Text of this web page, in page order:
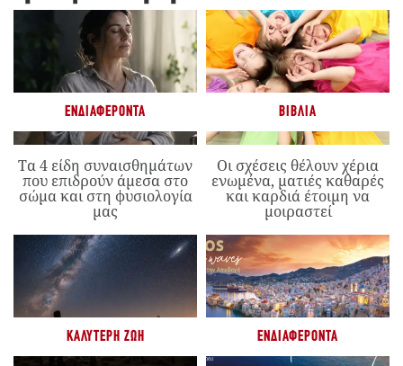
ΕΝΔΙΑΦΈΡΟΝΤΑ
Τα 4 είδη συναισθημάτων
που επιδρούν άμεσα στο
σώμα και στη φυσιολογία
μας
ΒΙΒΛΊΑ
Οι σχέσεις θέλουν χέρια
ενωμένα, ματιές καθαρές
και καρδιά έτοιμη να
μοιραστεί
ΚΑΛΎΤΕΡΗ ΖΩΉ ΕΝΔΙΑΦΈΡΟΝΤΑ